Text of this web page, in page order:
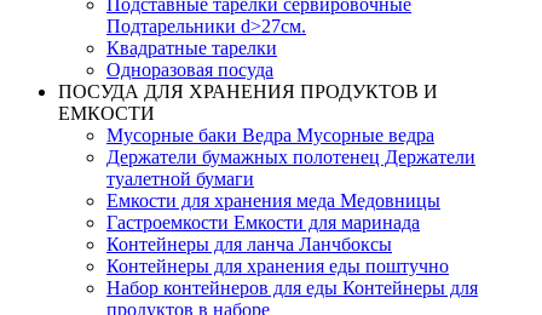
Подтарельники d>27см.
Квадратные тарелки
Одноразовая посуда
ПОСУДА ДЛЯ ХРАНЕНИЯ ПРОДУКТОВ И
ЕМКОСТИ
Мусорные баки Ведра Мусорные ведра
Держатели бумажных полотенец Держатели
туалетной бумаги
Емкости для хранения меда Медовницы
Гастроемкости Емкости для маринада
Контейнеры для ланча Ланчбоксы
Контейнеры для хранения еды поштучно
Набор контейнеров для еды Контейнеры для
продуктов в наборе